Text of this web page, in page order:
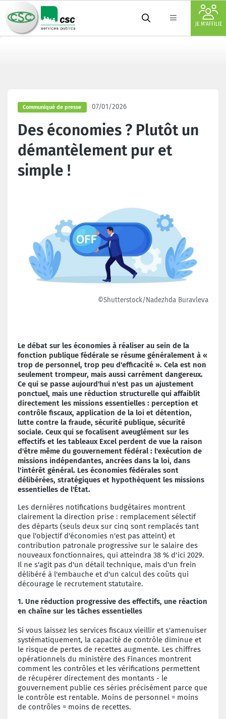
JE M'AFFILIE
Communiqué de presse 07/01/2026
Des économies ? Plutôt un
démantèlement pur et
simple !
©Shutterstock/Nadezhda Buravleva
Le débat sur les économies à réaliser au sein de la
fonction publique fédérale se résume généralement à «
trop de personnel, trop peu d'efficacité ». Cela est non
seulement trompeur, mais aussi carrément dangereux.
Ce qui se passe aujourd'hui n'est pas un ajustement
ponctuel, mais une réduction structurelle qui affaiblit
directement les missions essentielles : perception et
contrôle fiscaux, application de la loi et détention,
lutte contre la fraude, sécurité publique, sécurité
sociale. Ceux qui se focalisent aveuglément sur les
effectifs et les tableaux Excel perdent de vue la raison
d'être même du gouvernement fédéral : l'exécution de
missions indépendantes, ancrées dans la loi, dans
l'intérêt général. Les économies fédérales sont
délibérées, stratégiques et hypothèquent les missions
essentielles de l'État.
Les dernières notifications budgétaires montrent
clairement la direction prise : remplacement sélectif
des départs (seuls deux sur cinq sont remplacés tant
que l'objectif d'économies n'est pas atteint) et
contribution patronale progressive sur le salaire des
nouveaux fonctionnaires, qui atteindra 38 % d'ici 2029.
Il ne s'agit pas d'un détail technique, mais d'un frein
délibéré à l'embauche et d'un calcul des coûts qui
décourage le recrutement statutaire.
1. Une réduction progressive des effectifs, une réaction
en chaîne sur les tâches essentielles
Si vous laissez les services fiscaux vieillir et s'amenuiser
systématiquement, la capacité de contrôle diminue et
le risque de pertes de recettes augmente. Les chiffres
opérationnels du ministère des Finances montrent
comment les contrôles et les vérifications permettent
de récupérer directement des montants - le
gouvernement publie ces séries précisément parce que
le contrôle est rentable. Moins de personnel = moins
de contrôles = moins de recettes.